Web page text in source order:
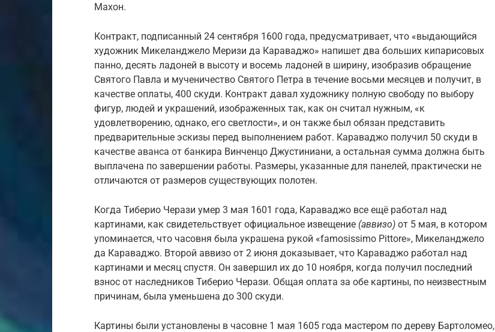
Махон.
Контракт, подписанный 24 сентября 1600 года, предусматривает, что «выдающийся
художник Микеланджело Меризи да Караваджо» напишет два больших кипарисовых
панно, десять ладоней в высоту и восемь ладоней в ширину, изобразив обращение
Святого Павла и мученичество Святого Петра в течение восьми месяцев и получит, в
качестве оплаты, 400 скуди. Контракт давал художнику полную свободу по выбору
фигур, людей и украшений, изображенных так, как он считал нужным, «к
удовлетворению, однако, его светлости», и он также был обязан представить
предварительные эскизы перед выполнением работ. Караваджо получил 50 скуди в
качестве аванса от банкира Винченцо Джустиниани, а остальная сумма должна быть
выплачена по завершении работы. Размеры, указанные для панелей, практически не
отличаются от размеров существующих полотен.
Когда Тиберио Черази умер 3 мая 1601 года, Караваджо все ещё работал над
картинами, как свидетельствует официальное извещение (аввизо) от 5 мая, в котором
упоминается, что часовня была украшена рукой «famosissimo Pittore», Микеланджело
да Караваджо. Второй аввизо от 2 июня доказывает, что Караваджо работал над
картинами и месяц спустя. Он завершил их до 10 ноября, когда получил последний
взнос от наследников Тиберио Черази. Общая оплата за обе картины, по неизвестным
причинам, была уменьшена до 300 скуди.
Картины были установлены в часовне 1 мая 1605 года мастером по дереву Бартоломео,